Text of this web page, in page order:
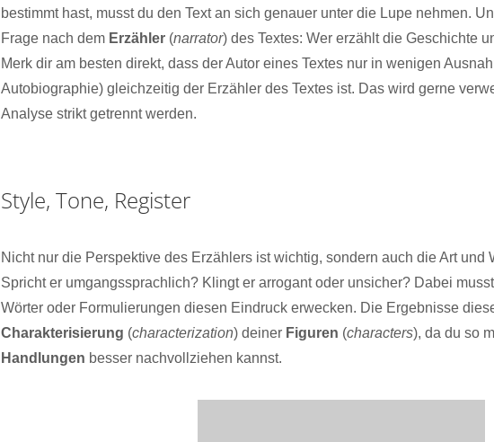
bestimmt hast, musst du den Text an sich genauer unter die Lupe nehmen.
Frage nach dem Erzähler (narrator) des Textes: Wer erzählt die Geschichte
Merk dir am besten direkt, dass der Autor eines Textes nur in wenigen
Autobiographie) gleichzeitig der Erzähler des Textes ist. Das wird gerne
Analyse strikt getrennt werden.
Style, Tone, Register
Nicht nur die Perspektive des Erzählers ist wichtig, sondern auch die Art und
Spricht er umgangssprachlich? Klingt er arrogant oder unsicher? Dabei
Wörter oder Formulierungen diesen Eindruck erwecken. Die Ergebnisse
Charakterisierung (characterization) deiner Figuren (characters), da du so
Handlungen besser nachvollziehen kannst.